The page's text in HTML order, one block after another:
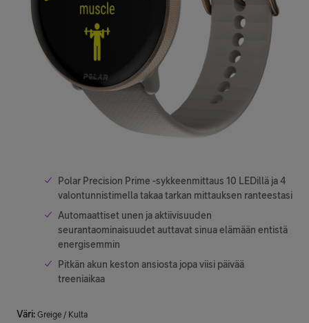
Polar Precision Prime -sykkeenmittaus 10 LEDillä ja 4
valontunnistimella takaa tarkan mittauksen ranteestasi
Automaattiset unen ja aktiivisuuden
seurantaominaisuudet auttavat sinua elämään entistä
energisemmin
Pitkän akun keston ansiosta jopa viisi päivää
treeniaikaa
Väri: Greige / Kulta